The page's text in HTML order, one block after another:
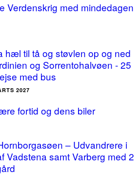
Verdenskrig med mindedagen
hæl til tå og støvlen op og ned
og Sorrentohalvøen - 25
med bus
2027
fortid og dens biler
– Udvandrere i
Vadstena samt Varberg med 2